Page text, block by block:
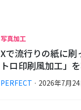
写真加工
Xで流行りの紙に刷
トロ印刷風加工」
PERFECT · 2026年7月24